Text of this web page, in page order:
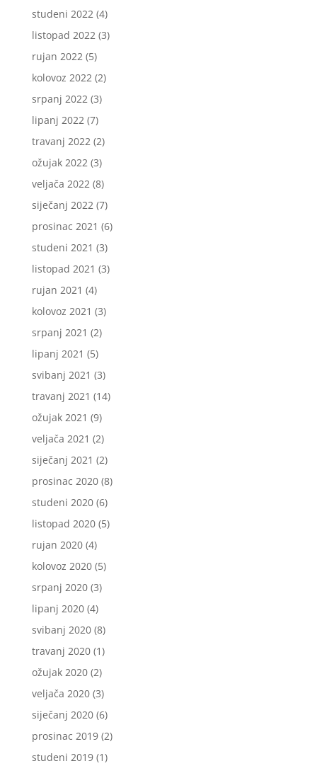
studeni 2022(4)
listopad 2022(3)
rujan 2022(5)
kolovoz 2022(2)
srpanj 2022(3)
lipanj 2022(7)
travanj 2022(2)
ožujak 2022(3)
veljača 2022(8)
siječanj 2022(7)
prosinac 2021 (6)
studeni 2021 (3)
listopad 2021 (3)
rujan 2021 (4)
kolovoz 2021 (3)
srpanj 2021 (2)
lipanj 2021 (5)
svibanj 2021 (3)
travanj 2021 (14)
ožujak 2021 (9)
veljača 2021 (2)
siječanj 2021 (2)
prosinac 2020(8)
studeni 2020(6)
listopad 2020(5)
rujan 2020(4)
kolovoz 2020(5)
srpanj 2020(3)
lipanj 2020(4)
svibanj 2020(8)
travanj 2020(1)
ožujak 2020(2)
veljača 2020(3)
siječanj 2020(6)
prosinac 2019(2)
studeni 2019(1)